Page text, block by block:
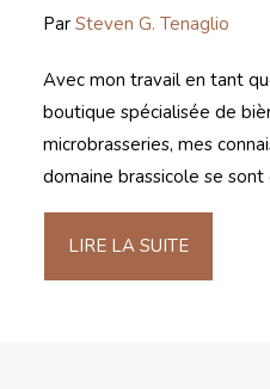
Par Steven G. Tenaglio
Avec mon travail en tant
boutique spécialisée de
microbrasseries, mes
domaine brassicole se
LIRE LA SUITE